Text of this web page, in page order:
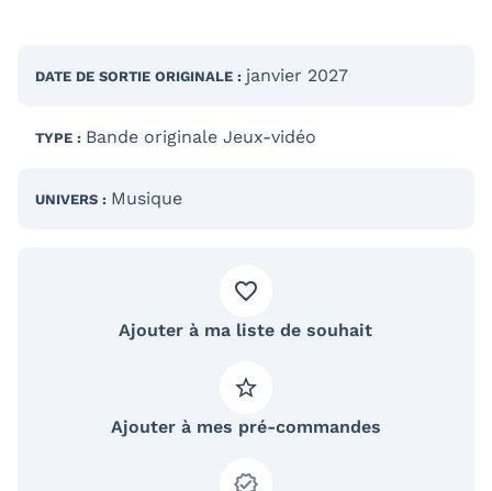
DATE DE SORTIE ORIGINALE : janvier 2027
TYPE : Bande originale Jeux-vidéo
UNIVERS : Musique
Ajouter à ma liste de souhait
Ajouter à mes pré-commandes